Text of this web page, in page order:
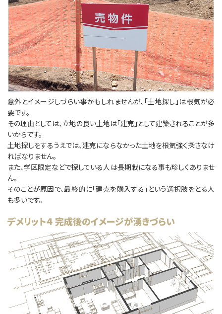
意外とイメージしづらい事かもしれませんが、「土地探し」は根気が必
要です。
その理由としては、立地の良い土地は「建売」として建築されることが多
いからです。
土地探しをするうえでは、建売にならなかった土地を根気強く探さなけ
ればなりません。
また、学区限定などで探している人は長期戦になる事も珍しくありませ
ん。
そのことが原因で、最終的に「建売を購⼊する」という選択肢をとる人
も多いです。
デメリット４ 完成後のイメージが湧きづらい